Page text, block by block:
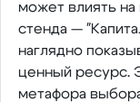
может влиять на
стенда —
наглядно
ценный ресурс.
метафора